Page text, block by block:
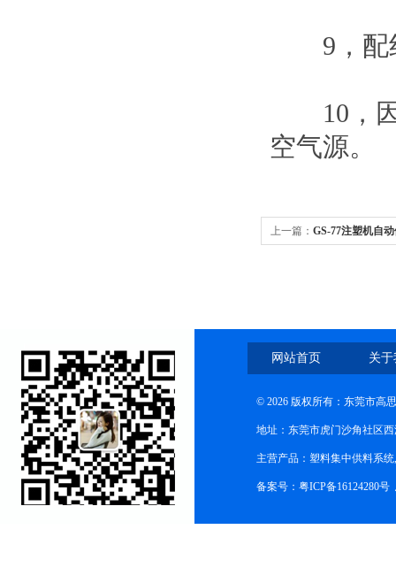
9，配线
10，因
空气源。
上一篇： GS-77注塑机自
网站首页 关
© 2026 版权所有：东莞市高
地址：东莞市虎门沙角社区
主营产品：塑料集中供料系
备案号：粤ICP备16124280号